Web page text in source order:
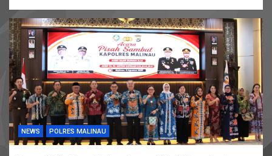
NEWS POLRES MALINAU